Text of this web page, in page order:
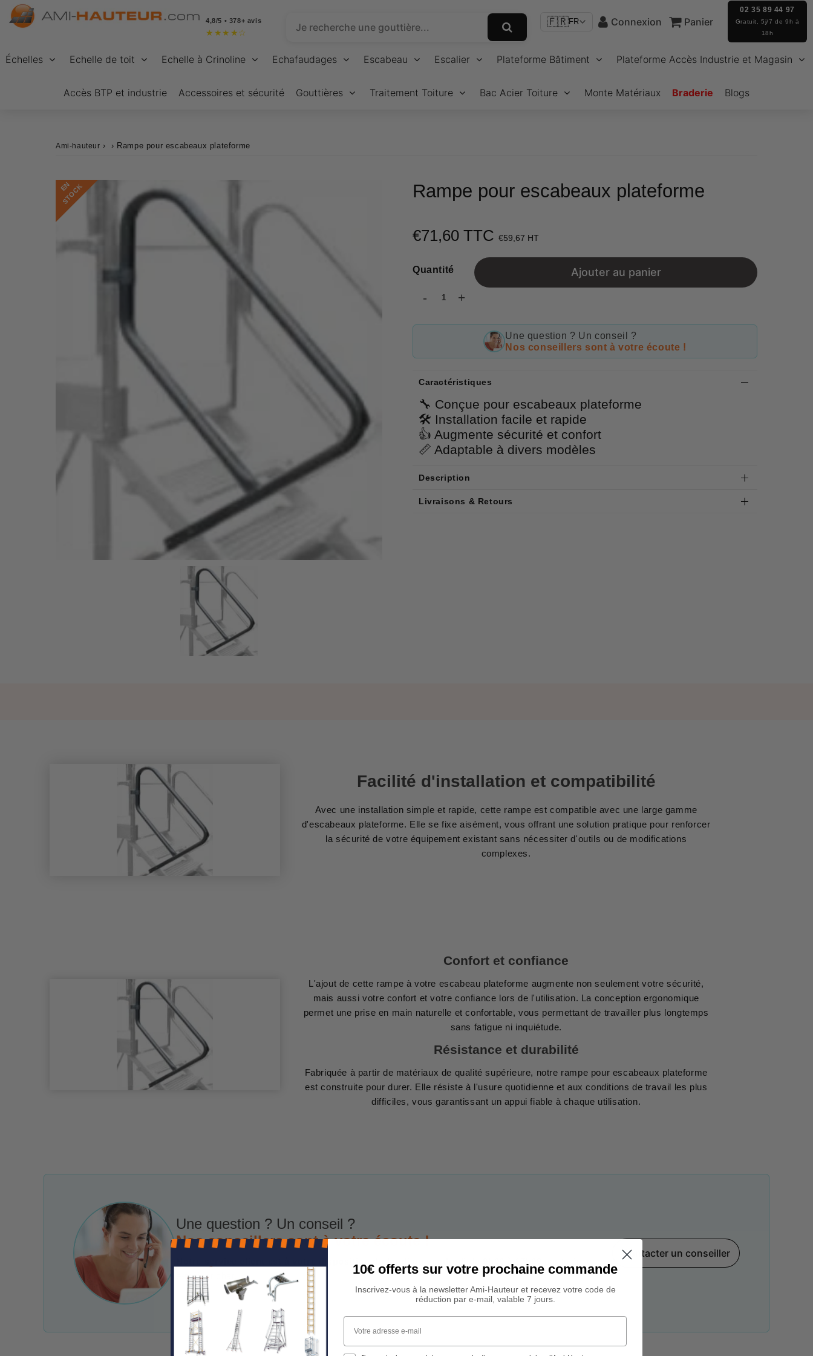
4,8/5 • 378+ avis
★ ★ ★ ★ ☆
🇫🇷FR Connexion Panier
02 35 89 44 97
Gratuit, 5j/7 de 9h à
18h
Échelles Echelle de toit Echelle à Crinoline Echafaudages Escabeau Escalier Plateforme Bâtiment Plateforme Accès Industrie et Magasin
Accès BTP et industrie Accessoires et sécurité Gouttières Traitement Toiture Bac Acier Toiture Monte Matériaux Braderie Blogs
Ami-hauteur › › Rampe pour escabeaux plateforme
E
N
S
T
O
C
K Rampe pour escabeaux plateforme
€71,60 TTC €59,67 HT
Quantité
- +
Ajouter au panier
Une question ? Un conseil ?
Nos conseillers sont à votre écoute !
Caractéristiques
🔧 Conçue pour escabeaux plateforme
🛠 Installation facile et rapide
👍 Augmente sécurité et confort
📏 Adaptable à divers modèles
Description
Livraisons & Retours
Facilité d'installation et compatibilité
Avec une installation simple et rapide, cette rampe est compatible avec une large gamme
d'escabeaux plateforme. Elle se fixe aisément, vous offrant une solution pratique pour renforcer
la sécurité de votre équipement existant sans nécessiter d'outils ou de modifications
complexes.
Confort et confiance
L'ajout de cette rampe à votre escabeau plateforme augmente non seulement votre sécurité,
mais aussi votre confort et votre confiance lors de l'utilisation. La conception ergonomique
permet une prise en main naturelle et confortable, vous permettant de travailler plus longtemps
sans fatigue ni inquiétude.
Résistance et durabilité
Fabriquée à partir de matériaux de qualité supérieure, notre rampe pour escabeaux plateforme
est construite pour durer. Elle résiste à l'usure quotidienne et aux conditions de travail les plus
difficiles, vous garantissant un appui fiable à chaque utilisation.
Une question ? Un conseil ?
Nos conseillers sont à votre écoute !
e-mail et chat.
Contacter un conseiller
10€ offerts sur votre prochaine commande
Inscrivez-vous à la newsletter Ami-Hauteur et recevez votre code de
réduction par e-mail, valable 7 jours.
Votre adresse e-mail